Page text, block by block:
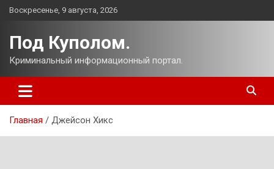
Перейти
Воскресенье, 9 августа, 2026
Под Куполом.
Криминальный информационный портал.
Главная Джейсон Хикс